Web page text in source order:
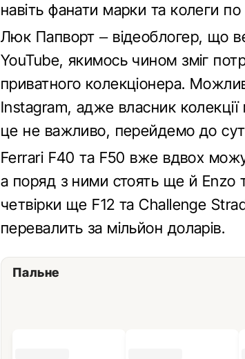
навіть фанати марки та колеги по
Люк Папворт – відеоблогер, що
YouTube, якимось чином зміг
приватного колекціонера.
Instagram, адже власник колекції
це не важливо, перейдемо до
Ferrari F40 та F50 вже вдвох
а поряд з ними стоять ще й Enzo
четвірки ще F12 та Challenge
перевалить за мільйон доларів.
Пальне